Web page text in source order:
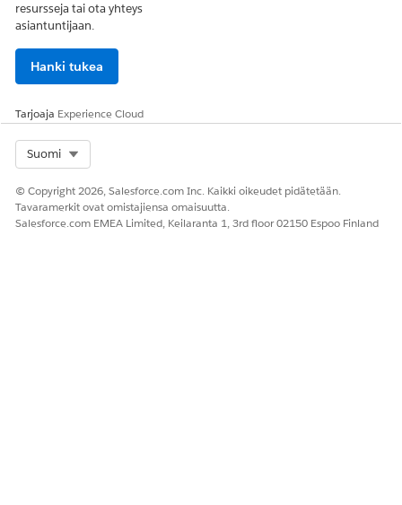
resursseja tai ota yhteys
asiantuntijaan.
Hanki tukea
Tarjoaja Experience Cloud
Suomi
© Copyright 2026, Salesforce.com Inc. Kaikki oikeudet pidätetään.
Tavaramerkit ovat omistajiensa omaisuutta.
Salesforce.com EMEA Limited, Keilaranta 1, 3rd floor 02150 Espoo Finland